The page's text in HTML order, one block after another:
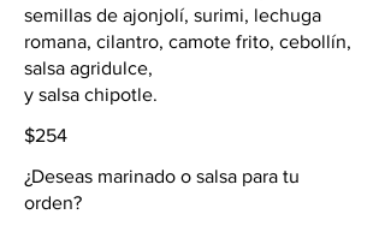
semillas de ajonjolí, surimi, lechuga
romana, cilantro, camote frito, cebollín,
salsa agridulce,
y salsa chipotle.
$254
¿Deseas marinado o salsa para tu
orden?